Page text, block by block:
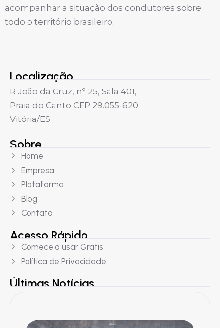
acompanhar a situação dos condutores sobre
todo o território brasileiro.
Localização
R João da Cruz, nº 25, Sala 401,
Praia do Canto CEP 29.055-620
Vitória/ES
Sobre
Home
Empresa
Plataforma
Blog
Contato
Acesso Rápido
Comece a usar Grátis
Política de Privacidade
Últimas Notícias